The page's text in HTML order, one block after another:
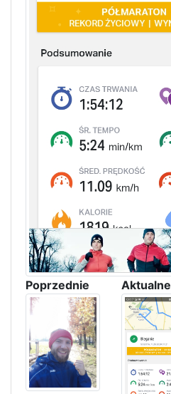
Poprzednie Aktualne